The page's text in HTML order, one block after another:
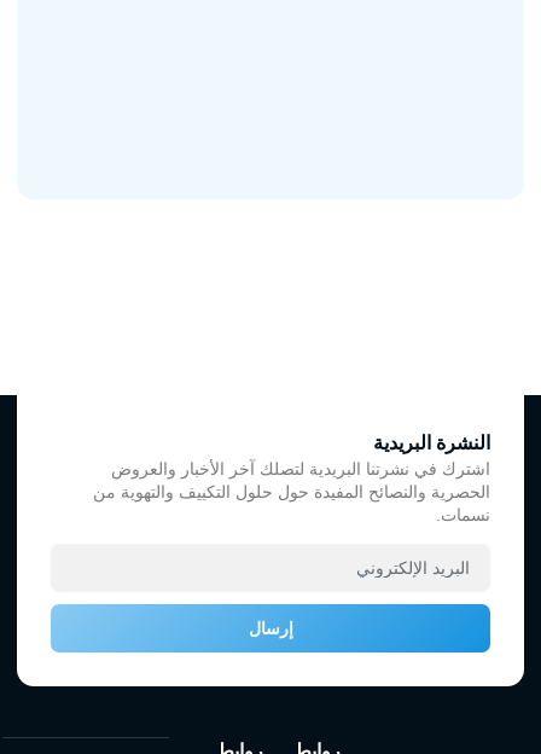
النشرة البريدية
اشترك في نشرتنا البريدية لتصلك آخر الأخبار والعروض
الحصرية والنصائح المفيدة حول حلول التكييف والتهوية من
نسمات.
إرسال